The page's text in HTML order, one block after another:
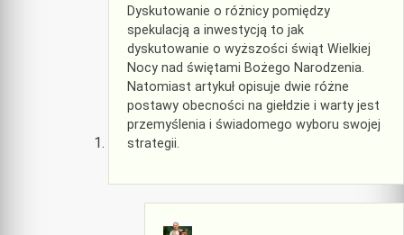
Dyskutowanie o różnicy pomiędzy
spekulacją a inwestycją to jak
dyskutowanie o wyższości świąt Wielkiej
Nocy nad świętami Bożego Narodzenia.
Natomiast artykuł opisuje dwie różne
postawy obecności na giełdzie i warty jest
przemyślenia i świadomego wyboru swojej
strategii.